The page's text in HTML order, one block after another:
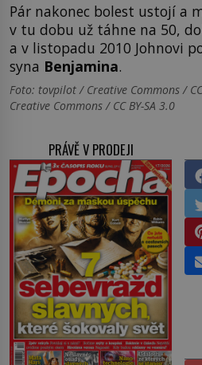
Pár nakonec bolest ustojí a
v tu dobu už táhne na 50,
a v listopadu 2010 Johnovi
syna Benjamina.
Foto: tovpilot / Creative Commons /
Creative Commons / CC BY-SA 3.0
PRÁVĚ V PRODEJI